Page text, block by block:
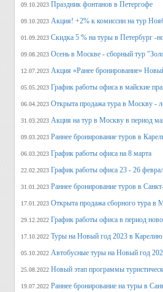
09.10.2023 Праздник фонтанов в Петергофе
09.10.2023 Акция! +2% к комиссии на тур
01.09.2023 Скидка 5 % на туры в Петербург -
09.08.2023 Осень в Москве - сборный тур
12.07.2023 Акция «Ранее бронирование»
05.05.2023 График работы офиса в майские
06.04.2023 Открыта продажа тура в Москву -
31.03.2023 Акция на тур в Москву в период
09.03.2023 Раннее бронирование туров в
06.03.2023 График работы офиса на 8 марта
22.02.2023 График работы офиса 23 - 26
31.01.2023 Раннее бронирование туров в
17.01.2023 Открыта продажа сборного тура в
29.12.2022 График работы офиса в период
17.10.2022 Туры на Новый год 2023 в Карелию
05.10.2022 Автобусные туры на Новый год
25.08.2022 Новый этап программы
19.07.2022 Раннее бронирование на туры в